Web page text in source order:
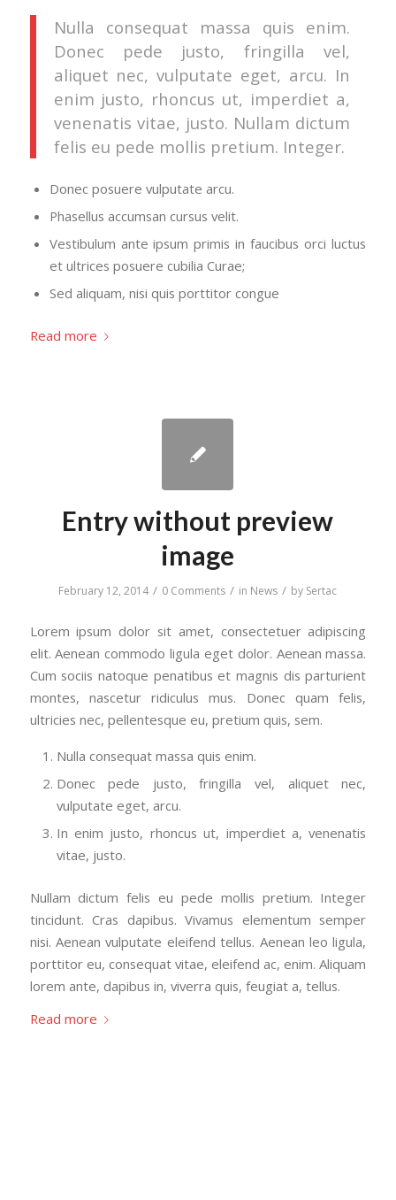
Nulla consequat massa quis enim.
Donec pede justo, fringilla vel,
aliquet nec, vulputate eget, arcu. In
enim justo, rhoncus ut, imperdiet a,
venenatis vitae, justo. Nullam dictum
felis eu pede mollis pretium. Integer.
Donec posuere vulputate arcu.
Phasellus accumsan cursus velit.
Vestibulum ante ipsum primis in faucibus orci luctus
et ultrices posuere cubilia Curae;
Sed aliquam, nisi quis porttitor congue
Read more
Entry without preview
image
February 12, 2014 / 0 Comments / in News / by Sertac
Lorem ipsum dolor sit amet, consectetuer adipiscing
elit. Aenean commodo ligula eget dolor. Aenean massa.
Cum sociis natoque penatibus et magnis dis parturient
montes, nascetur ridiculus mus. Donec quam felis,
ultricies nec, pellentesque eu, pretium quis, sem.
Nulla consequat massa quis enim.
Donec pede justo, fringilla vel, aliquet nec,
vulputate eget, arcu.
In enim justo, rhoncus ut, imperdiet a, venenatis
vitae, justo.
Nullam dictum felis eu pede mollis pretium. Integer
tincidunt. Cras dapibus. Vivamus elementum semper
nisi. Aenean vulputate eleifend tellus. Aenean leo ligula,
porttitor eu, consequat vitae, eleifend ac, enim. Aliquam
lorem ante, dapibus in, viverra quis, feugiat a, tellus.
Read more